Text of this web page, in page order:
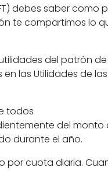
debes saber como
te compartimos lo
del patrón de
en las Utilidades de las
todos
del monto
durante el año.
por cuota diaria.